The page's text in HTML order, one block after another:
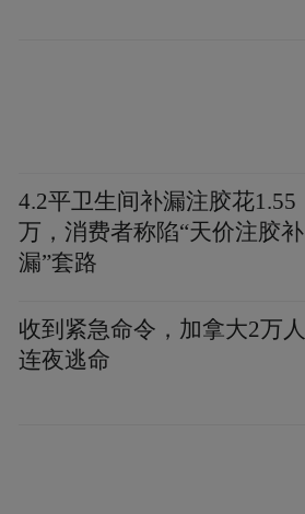
4.2平卫生间补漏注胶花1.55
万，消费者称陷“天价注胶补
漏”套路
收到紧急命令，加拿大2万人
连夜逃命